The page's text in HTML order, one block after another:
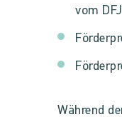
vom
Während